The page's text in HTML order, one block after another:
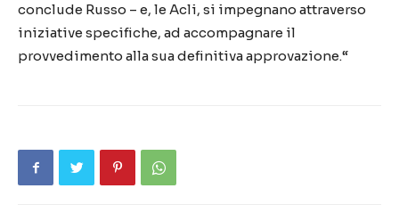
conclude Russo – e, le Acli, si impegnano attraverso
iniziative specifiche, ad accompagnare il
provvedimento alla sua definitiva approvazione.“